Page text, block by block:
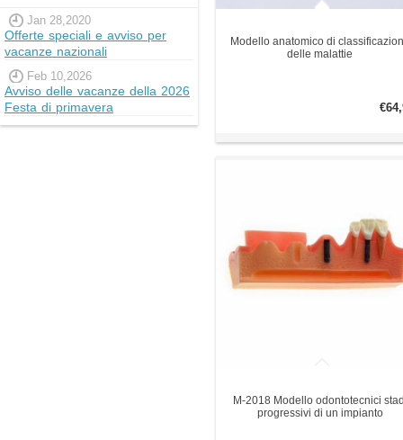
Jan 28,2020
Offerte speciali e avviso per
vacanze nazionali
Feb 10,2026
Avviso delle vacanze della 2026
Festa di primavera
Modello anatomico di
delle malattie
M-2018 Modello odontotecnici
progressivi di un impianto